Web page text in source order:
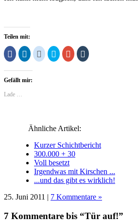
Teilen mit:
Klick,
um
Facebook
teilen
in
neuem
Klick,
um
LinkedIn
teilen
Klick,
um
Klick,
um
über
Zum
Teilen
Klick,
um
Gefällt mir:
Lade …
Ähnliche Artikel:
Kurzer Schichtbericht
300.000 + 30
Voll besetzt
Irgendwas mit Kirschen ...
...und das gibt es wirklich!
25. Juni 2011 | 7 Kommentare »
7 Kommentare bis “Tür auf!”